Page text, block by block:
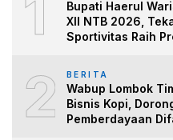
1
Bupati Haerul
XII NTB 2026,
Sportivitas Raih
2 BERITA
Wabup Lombok
Bisnis Kopi,
Pemberdayaan